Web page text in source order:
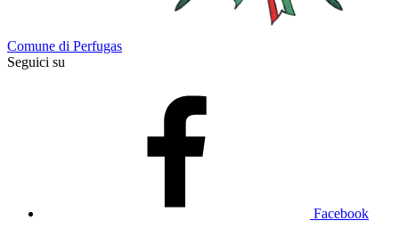
Comune di Perfugas
Seguici su
Facebook